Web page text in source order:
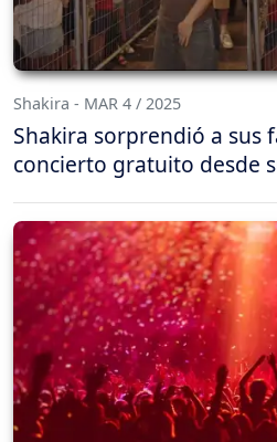
Shakira - MAR 4 / 2025
Shakira sorprendió a sus
concierto gratuito desde